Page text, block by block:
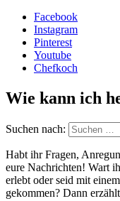
Facebook
Instagram
Pinterest
Youtube
Chefkoch
Wie kann ich
Suchen nach:
Habt ihr Fragen,
eure Nachrichten! Wart
erlebt oder seid mit
gekommen? Dann